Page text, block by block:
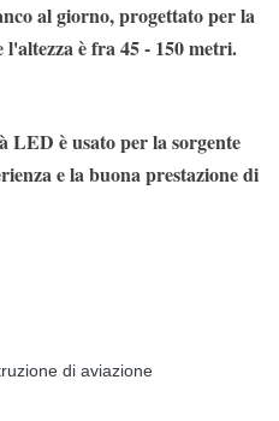
al giorno, progettato per la
l'altezza è fra 45 - 150 metri.
è usato per la sorgente
e la buona prestazione di
di aviazione